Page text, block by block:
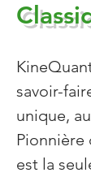
savoir-
unique,
Pionnière
est la